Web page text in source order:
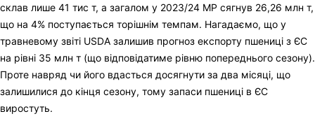
склав лише 41 тис т, а загалом у 2023/24 МР сягнув 26,26 млн т,
що на 4% поступається торішнім темпам. Нагадаємо, що у
травневому звіті USDA залишив прогноз експорту пшениці з ЄС
на рівні 35 млн т (що відповідатиме рівню попереднього сезону).
Проте навряд чи його вдасться досягнути за два місяці, що
залишилися до кінця сезону, тому запаси пшениці в ЄС
виростуть.